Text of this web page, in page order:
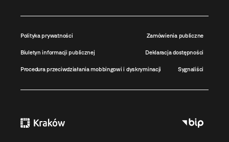
Polityka prywatności Zamówienia publiczne
Biuletyn informacji publicznej Deklaracja dostępności
Procedura przeciwdziałania mobbingowi i dyskryminacji Sygnaliści